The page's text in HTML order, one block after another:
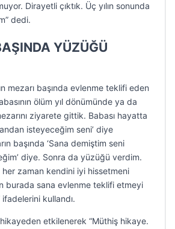
Dirayetli çıktık. Üç yılın sonunda
dedi.
YÜZÜĞÜ
mezarı başında evlenme teklifi eden
ölüm yıl dönümünde ya da
ziyarete gittik. Babası hayatta
isteyeceğim seni’ diye
başında ‘Sana demiştim seni
diye. Sonra da yüzüğü verdim.
her zaman kendini iyi hissetmeni
burada sana evlenme teklifi etmeyi
kullandı.
etkilenerek “Müthiş hikaye.